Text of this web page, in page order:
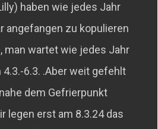
haben wie jedes Jahr
angefangen zu kopulieren
man wartet wie jedes Jahr
6.3. .Aber weit gefehlt
dem Gefrierpunkt
legen erst am 8.3.24 das